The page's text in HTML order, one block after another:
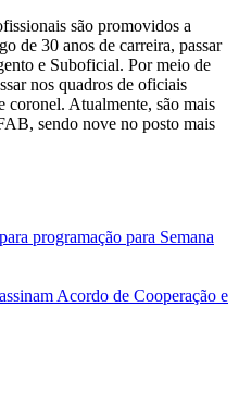
são promovidos a
de 30 anos de carreira, passar
e Suboficial. Por meio de
nos quadros de oficiais
coronel. Atualmente, são mais
sendo nove no posto mais
programação para Semana
Acordo de Cooperação e